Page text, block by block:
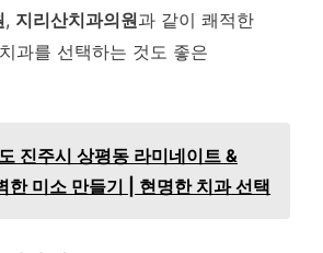
, 지리산치과의원과 같이 쾌적한
과를 선택하는 것도 좋은
진주시 상평동 라미네이트 &
한 미소 만들기 | 현명한 치과 선택